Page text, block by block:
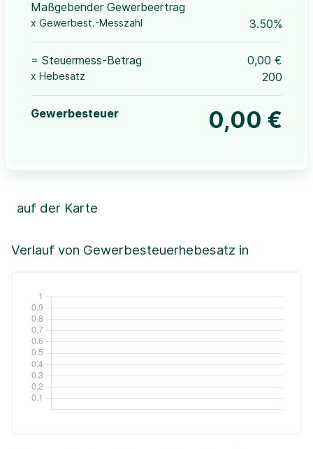
Maßgebender Gewerbeertrag
x Gewerbest.-Messzahl 3.50%
= Steuermess-Betrag 0,00 €
x Hebesatz 200
Gewerbesteuer 0,00 €
Verlauf von Gewerbesteuerhebesatz in
auf der Karte
+
Leaflet|©OpenStreetMap, ©CartoDB,